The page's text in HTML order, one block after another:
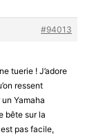
#94013
tuerie ! J’adore
ressent
Yamaha
bête sur la
pas facile,